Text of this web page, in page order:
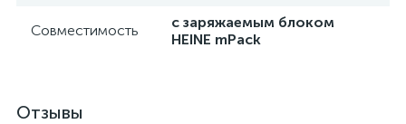
Совместимость
с заряжаемым блоком
HEINE mPack
Отзывы